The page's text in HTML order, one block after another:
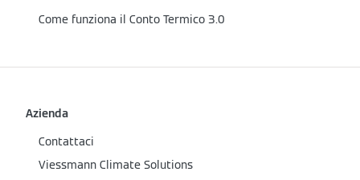
Come funziona il Conto Termico 3.0
Azienda
Contattaci
Viessmann Climate Solutions